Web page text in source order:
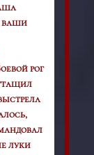
ваши
рог
луки